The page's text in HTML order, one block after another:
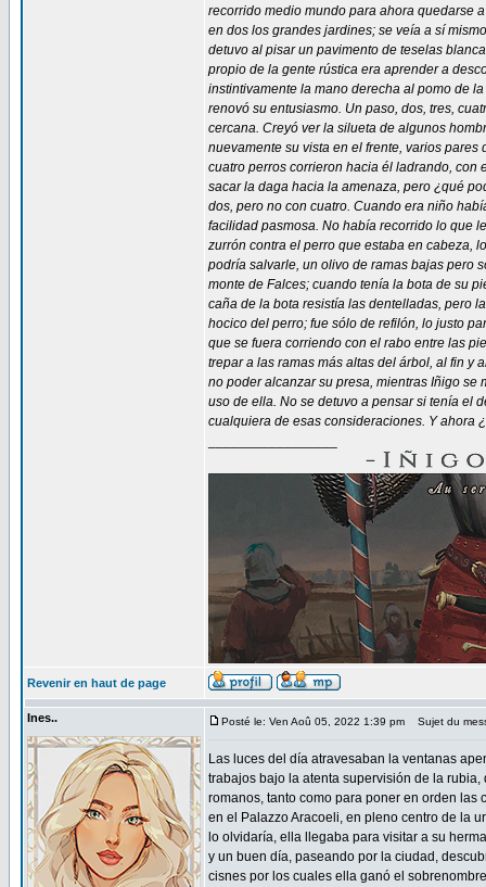
recorrido medio mundo para ahora quedarse
en dos los grandes jardines; se veía a sí
detuvo al pisar un pavimento de teselas
propio de la gente rústica era aprender a
instintivamente la mano derecha al pomo de
renovó su entusiasmo. Un paso, dos, tres,
cercana. Creyó ver la silueta de algunos
nuevamente su vista en el frente, varios
cuatro perros corrieron hacia él ladrando, con
sacar la daga hacia la amenaza, pero ¿qué
dos, pero no con cuatro. Cuando era niño
facilidad pasmosa. No había recorrido lo que
zurrón contra el perro que estaba en cabeza,
podría salvarle, un olivo de ramas bajas pero
monte de Falces; cuando tenía la bota de su
caña de la bota resistía las dentelladas, pero
hocico del perro; fue sólo de refilón, lo justo
que se fuera corriendo con el rabo entre las
trepar a las ramas más altas del árbol, al fin y
no poder alcanzar su presa, mientras Iñigo se
uso de ella. No se detuvo a pensar si tenía el
cualquiera de esas consideraciones. Y ahora
Revenir en haut de page
Ines.. Posté le: Ven Aoû 05, 2022 1:39 pm Sujet du
Las luces del día atravesaban la ventanas
trabajos bajo la atenta supervisión de la
romanos, tanto como para poner en orden
en el Palazzo Aracoeli, en pleno centro de la
lo olvidaría, ella llegaba para visitar a su
y un buen día, paseando por la ciudad,
cisnes por los cuales ella ganó el